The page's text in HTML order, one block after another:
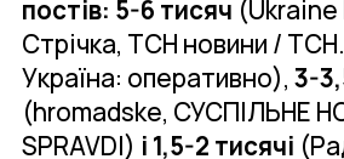
постів: 5-6 тисяч (Ukraine
Стрічка, ТСН новини /
Україна: оперативно),3-
(hromadske, СУСПІЛЬНЕ
SPRAVDI) і 1,5-2 тисячі